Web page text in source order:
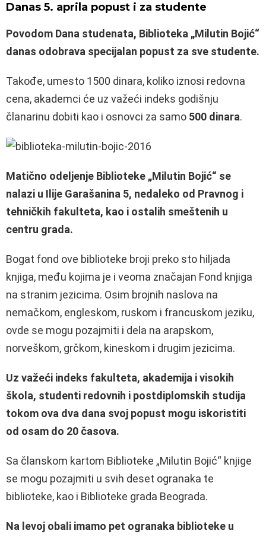
Danas 5. aprila popust i za studente
Povodom Dana studenata, Biblioteka „Milutin Bojić“
danas odobrava specijalan popust za sve studente.
Takođe, umesto 1500 dinara, koliko iznosi redovna
cena, akademci će uz važeći indeks godišnju
članarinu dobiti kao i osnovci za samo 500 dinara.
Matično odeljenje Biblioteke „Milutin Bojić“ se
nalazi u Ilije Garašanina 5, nedaleko od Pravnog i
tehničkih fakulteta, kao i ostalih smeštenih u
centru grada.
Bogat fond ove biblioteke broji preko sto hiljada
knjiga, među kojima je i veoma značajan Fond knjiga
na stranim jezicima. Osim brojnih naslova na
nemačkom, engleskom, ruskom i francuskom jeziku,
ovde se mogu pozajmiti i dela na arapskom,
norveškom, grčkom, kineskom i drugim jezicima.
Uz važeći indeks fakulteta, akademija i visokih
škola, studenti redovnih i postdiplomskih studija
tokom ova dva dana svoj popust mogu iskoristiti
od osam do 20 časova.
Sa članskom kartom Biblioteke „Milutin Bojić“ knjige
se mogu pozajmiti u svih deset ogranaka te
biblioteke, kao i Biblioteke grada Beograda.
Na levoj obali imamo pet ogranaka biblioteke u